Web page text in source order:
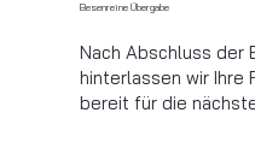
Besenreine Übergabe
Nach Abschluss der
hinterlassen wir Ihre
bereit für die